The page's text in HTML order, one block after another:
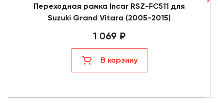
Переходная рамка Incar RSZ-FC511 для
Suzuki Grand Vitara (2005-2015)
1 069 ₽
В корзину